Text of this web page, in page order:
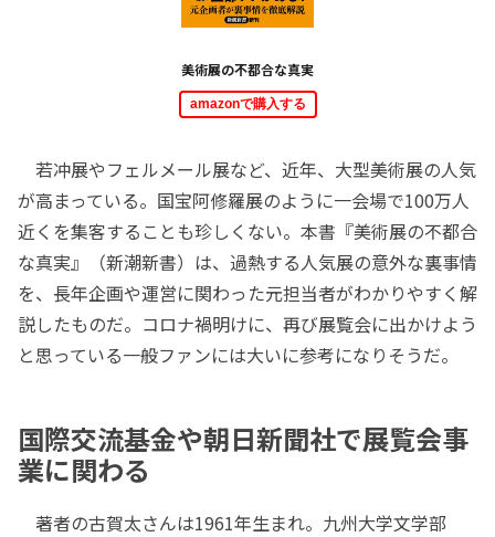
美術展の不都合な真実
amazonで購入する
若冲展やフェルメール展など、近年、大型美術展の人気
が高まっている。国宝阿修羅展のように一会場で100万人
近くを集客することも珍しくない。本書『美術展の不都合
な真実』（新潮新書）は、過熱する人気展の意外な裏事情
を、長年企画や運営に関わった元担当者がわかりやすく解
説したものだ。コロナ禍明けに、再び展覧会に出かけよう
と思っている一般ファンには大いに参考になりそうだ。
国際交流基金や朝日新聞社で展覧会事
業に関わる
著者の古賀太さんは1961年生まれ。九州大学文学部